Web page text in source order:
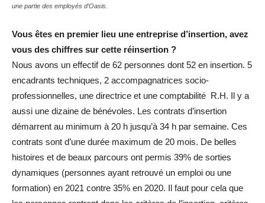
une partie des employés d’Oasis.
Vous êtes en premier lieu une entreprise d’insertion, avez
vous des chiffres sur cette réinsertion ?
Nous avons un effectif de 62 personnes dont 52 en insertion. 5
encadrants techniques, 2 accompagnatrices socio-
professionnelles, une directrice et une comptabilité R.H. Il y a
aussi une dizaine de bénévoles. Les contrats d’insertion
démarrent au minimum à 20 h jusqu’à 34 h par semaine. Ces
contrats sont d’une durée maximum de 20 mois. De belles
histoires et de beaux parcours ont permis 39% de sorties
dynamiques (personnes ayant retrouvé un emploi ou une
formation) en 2021 contre 35% en 2020. Il faut pour cela que